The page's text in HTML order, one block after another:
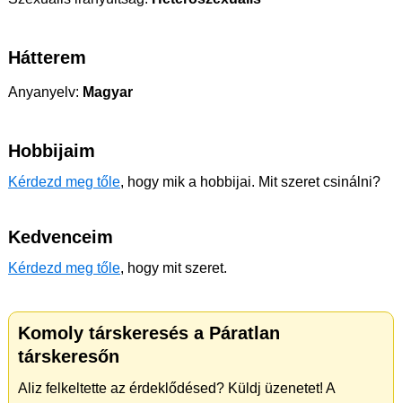
Hátterem
Anyanyelv: Magyar
Hobbijaim
Kérdezd meg tőle, hogy mik a hobbijai. Mit szeret csinálni?
Kedvenceim
Kérdezd meg tőle, hogy mit szeret.
Komoly társkeresés a Páratlan
társkeresőn
Aliz felkeltette az érdeklődésed? Küldj üzenetet! A